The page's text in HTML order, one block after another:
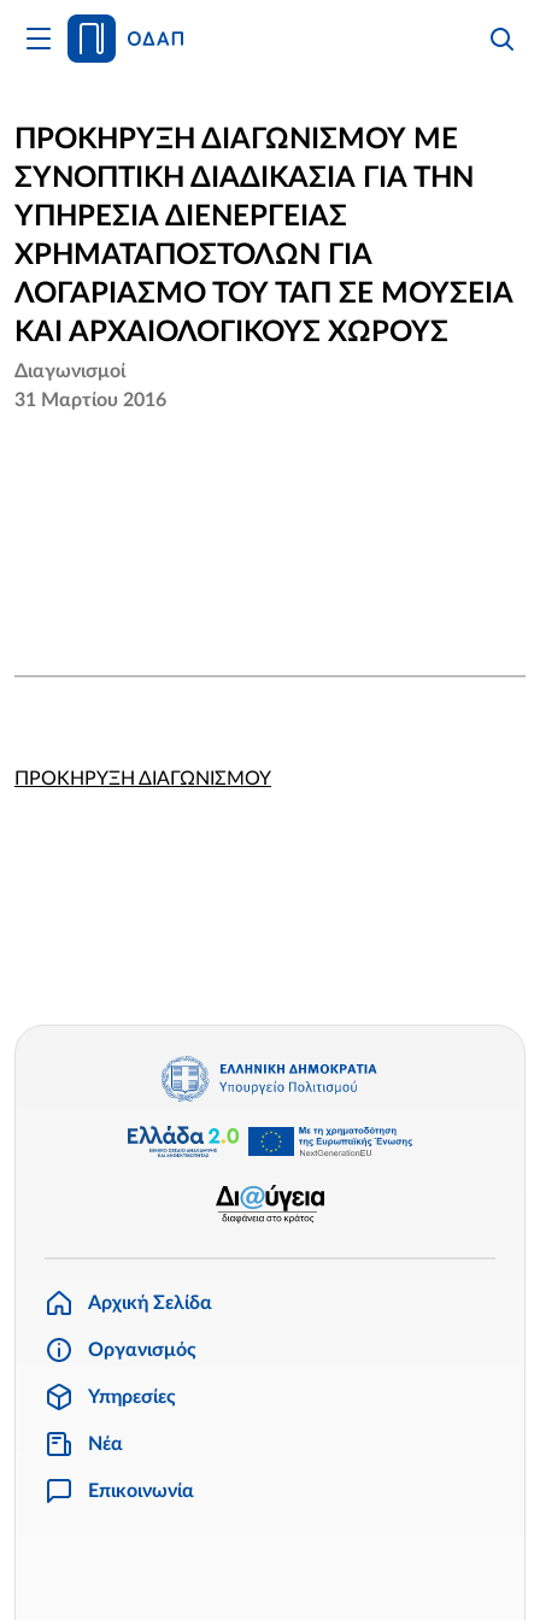
Άνοιγμα
Κυρίως
Αρχική
Οργανισμός
Υπηρεσίες
Νέα
Επικοινωνία
ΠΡΟΚΗΡΥΞΗ ΔΙΑΓΩΝΙΣΜΟΥ ΜΕ
ΣΥΝΟΠΤΙΚΗ ΔΙΑΔΙΚΑΣΙΑ ΓΙΑ ΤΗΝ
ΥΠΗΡΕΣΙΑ ΔΙΕΝΕΡΓΕΙΑΣ
ΧΡΗΜΑΤΑΠΟΣΤΟΛΩΝ ΓΙΑ
ΛΟΓΑΡΙΑΣΜΟ ΤΟΥ ΤΑΠ ΣΕ ΜΟΥΣΕΙΑ
ΚΑΙ ΑΡΧΑΙΟΛΟΓΙΚΟΥΣ ΧΩΡΟΥΣ
Διαγωνισμοί
31 Μαρτίου 2016
ΠΡΟΚΗΡΥΞΗ ΔΙΑΓΩΝΙΣΜΟΥ
Αρχική Σελίδα
Οργανισμός
Υπηρεσίες
Νέα
Επικοινωνία